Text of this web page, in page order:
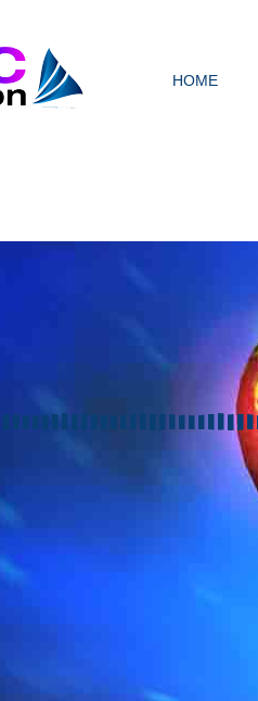
HOME